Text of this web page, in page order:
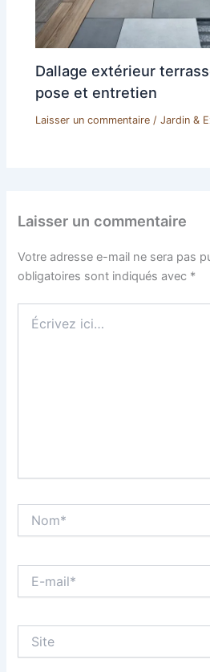
Dallage extérieur
pose et entretien
Laisser un commentaire /Jardin &
Laisser un commentaire
Votre adresse e-mail ne sera pas
obligatoires sont indiqués avec *
ici…
mail*